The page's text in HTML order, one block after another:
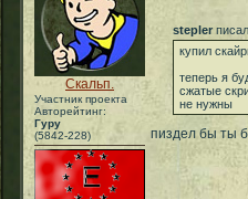
Скальп.
Участник проекта
Авторейтинг:
Гуру
(5842-228)
stepler
купил
теперь я
сжатые
не нужны
пиздел бы ты